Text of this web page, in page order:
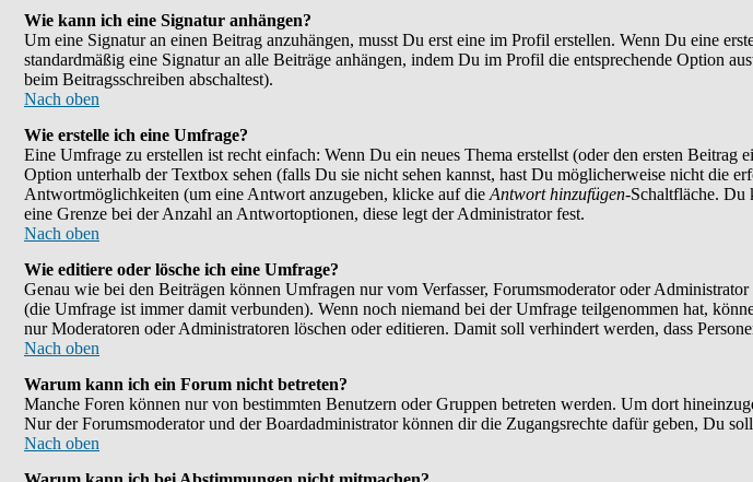
Wie kann ich eine Signatur anhängen?
Um eine Signatur an einen Beitrag anzuhängen, musst Du erst eine im Profil erstellen. Wenn Du eine
standardmäßig eine Signatur an alle Beiträge anhängen, indem Du im Profil die entsprechende Option
beim Beitragsschreiben abschaltest).
Nach oben
Wie erstelle ich eine Umfrage?
Eine Umfrage zu erstellen ist recht einfach: Wenn Du ein neues Thema erstellst (oder den ersten
Option unterhalb der Textbox sehen (falls Du sie nicht sehen kannst, hast Du möglicherweise nicht die
Antwortmöglichkeiten (um eine Antwort anzugeben, klicke auf die Antwort hinzufügen-Schaltfläche. Du
eine Grenze bei der Anzahl an Antwortoptionen, diese legt der Administrator fest.
Nach oben
Wie editiere oder lösche ich eine Umfrage?
Genau wie bei den Beiträgen können Umfragen nur vom Verfasser, Forumsmoderator oder
(die Umfrage ist immer damit verbunden). Wenn noch niemand bei der Umfrage teilgenommen hat,
nur Moderatoren oder Administratoren löschen oder editieren. Damit soll verhindert werden, dass
Nach oben
Warum kann ich ein Forum nicht betreten?
Manche Foren können nur von bestimmten Benutzern oder Gruppen betreten werden. Um dort
Nur der Forumsmoderator und der Boardadministrator können dir die Zugangsrechte dafür geben, Du
Nach oben